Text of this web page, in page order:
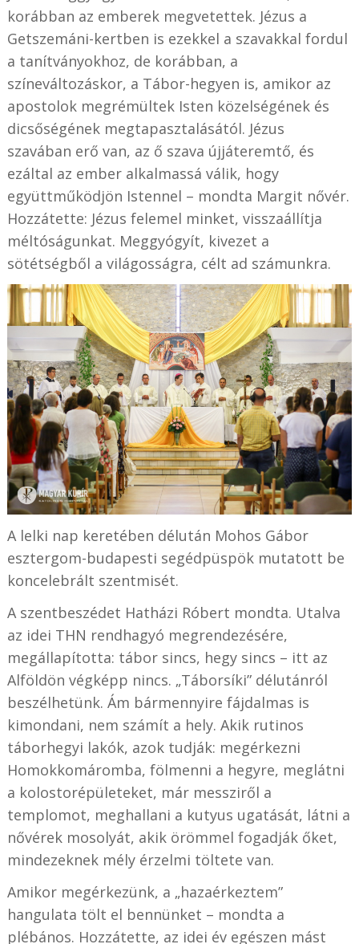
korábban az emberek megvetettek. Jézus a
Getszemáni-kertben is ezekkel a szavakkal fordul
a tanítványokhoz, de korábban, a
színeváltozáskor, a Tábor-hegyen is, amikor az
apostolok megrémültek Isten közelségének és
dicsőségének megtapasztalásától. Jézus
szavában erő van, az ő szava újjáteremtő, és
ezáltal az ember alkalmassá válik, hogy
együttműködjön Istennel – mondta Margit nővér.
Hozzátette: Jézus felemel minket, visszaállítja
méltóságunkat. Meggyógyít, kivezet a
sötétségből a világosságra, célt ad számunkra.
A lelki nap keretében délután Mohos Gábor
esztergom-budapesti segédpüspök mutatott be
koncelebrált szentmisét.
A szentbeszédet Hatházi Róbert mondta. Utalva
az idei THN rendhagyó megrendezésére,
megállapította: tábor sincs, hegy sincs – itt az
Alföldön végképp nincs. „Táborsíki” délutánról
beszélhetünk. Ám bármennyire fájdalmas is
kimondani, nem számít a hely. Akik rutinos
táborhegyi lakók, azok tudják: megérkezni
Homokkomáromba, fölmenni a hegyre, meglátni
a kolostorépületeket, már messziről a
templomot, meghallani a kutyus ugatását, látni a
nővérek mosolyát, akik örömmel fogadják őket,
mindezeknek mély érzelmi töltete van.
Amikor megérkezünk, a „hazaérkeztem”
hangulata tölt el bennünket – mondta a
plébános. Hozzátette, az idei év egészen mást